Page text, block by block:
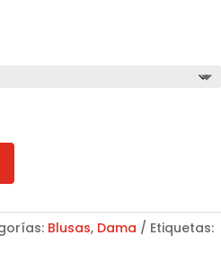
Blusas, Dama
Etiquetas: